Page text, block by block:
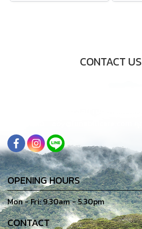
CONTACT US
OPENING HOURS
Mon - Fri: 9.30am - 5.30pm
CONTACT